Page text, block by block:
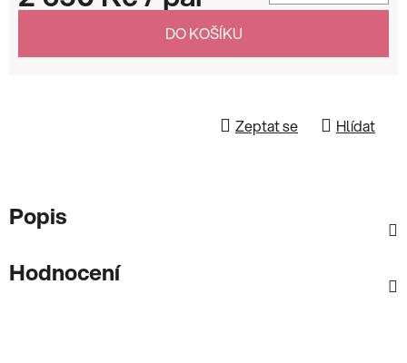
DO KOŠÍKU
Zeptat se Hlídat
Popis
Hodnocení